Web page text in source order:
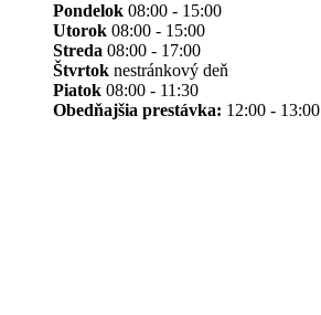
Pondelok 08:00 - 15:00
Utorok 08:00 - 15:00
Streda 08:00 - 17:00
Štvrtok nestránkový deň
Piatok 08:00 - 11:30
Obedňajšia prestávka: 12:00 - 13:00